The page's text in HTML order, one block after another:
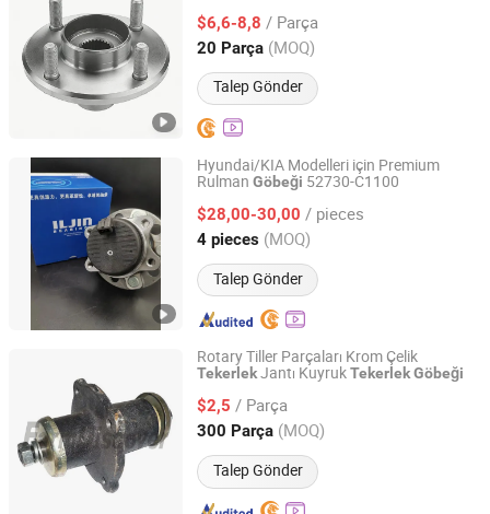
$6,6-8,8 / Parça
20 Parça (MOQ)
Talep Gönder
Guangdong, China Fiyat 2025
Hyundai/KIA Modelleri için Premium
Rulman Göbeği 52730-C1100
$28,00-30,00 / pieces
4 pieces (MOQ)
Talep Gönder
Hebei Daimosi Auto Parts Co., Ltd
Hebei, China Fiyat 2023
Rotary Tiller Parçaları Krom Çelik
TekerlekJantı KuyrukTekerlekGöbeği
$2,5 / Parça
300 Parça (MOQ)
Talep Gönder
FarmDiscover Agriculture Parts
Zhejiang, China Fiyat 2019